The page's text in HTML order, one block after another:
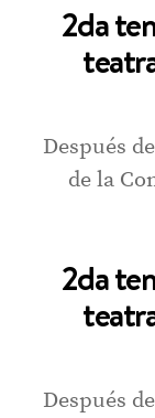
2da
Después
de la
2da
Después